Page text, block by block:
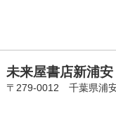
未来屋書店新浦安
〒279-0012 千葉県浦